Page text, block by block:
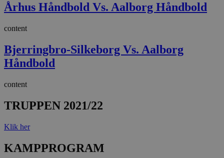
Århus Håndbold Vs. Aalborg Håndbold
content
Bjerringbro-Silkeborg Vs. Aalborg
Håndbold
content
TRUPPEN 2021/22
Klik her
KAMPPROGRAM